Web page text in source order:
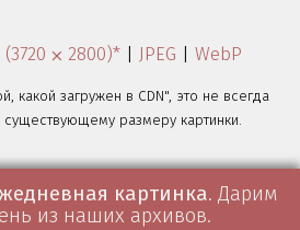
⨉ 2800)* | JPEG | WebP
какой загружен в CDN", это не всегда
существующему размеру картинки.
картинка. Дарим
из наших архивов.